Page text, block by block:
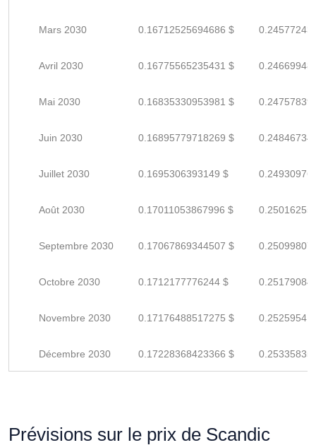
Mars 2030 0.16712525694686 $
Avril 2030 0.16775565235431 $
Mai 2030 0.16835330953981 $
Juin 2030 0.16895779718269 $
Juillet 2030 0.1695306393149 $
Août 2030 0.17011053867996 $
Septembre 2030 0.17067869344507 $
Octobre 2030 0.1712177776244 $
Novembre 2030 0.17176488517275 $
Décembre 2030 0.17228368423366 $
Prévisions sur le prix de Scandic